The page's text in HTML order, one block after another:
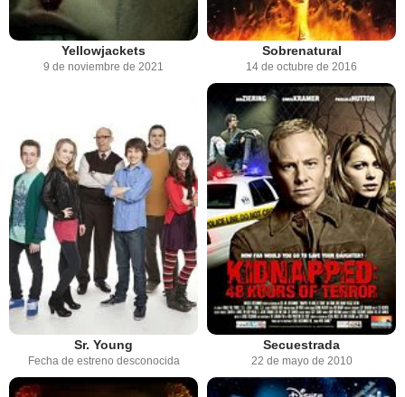
Yellowjackets
9 de noviembre de 2021
Sobrenatural
14 de octubre de 2016
Sr. Young
Fecha de estreno desconocida
Secuestrada
22 de mayo de 2010